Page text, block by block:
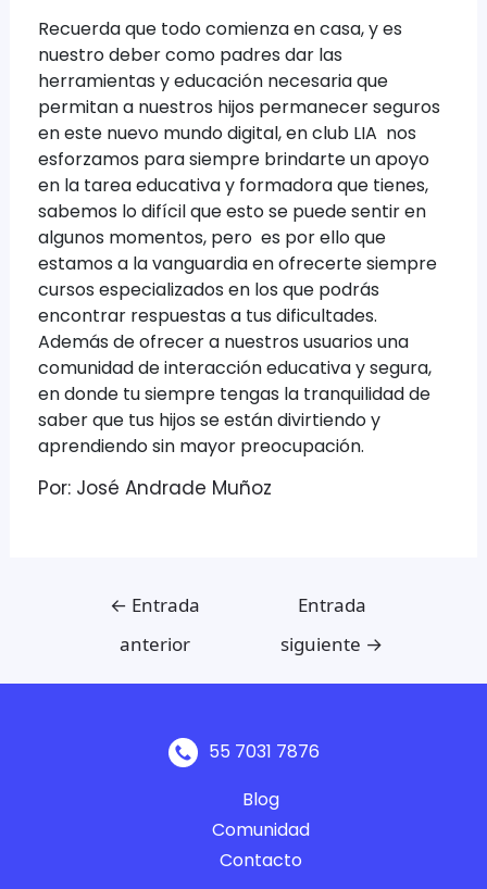
Recuerda que todo comienza en casa, y es
nuestro deber como padres dar las
herramientas y educación necesaria que
permitan a nuestros hijos permanecer seguros
en este nuevo mundo digital, en club LIA nos
esforzamos para siempre brindarte un apoyo
en la tarea educativa y formadora que tienes,
sabemos lo difícil que esto se puede sentir en
algunos momentos, pero es por ello que
estamos a la vanguardia en ofrecerte siempre
cursos especializados en los que podrás
encontrar respuestas a tus dificultades.
Además de ofrecer a nuestros usuarios una
comunidad de interacción educativa y segura,
en donde tu siempre tengas la tranquilidad de
saber que tus hijos se están divirtiendo y
aprendiendo sin mayor preocupación.
Por: José Andrade Muñoz
← Entrada
anterior
Entrada
siguiente →
55 7031 7876
Blog
Comunidad
Contacto